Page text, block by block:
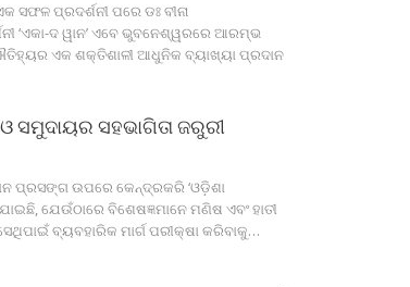
ସଫଳ ପ୍ରଦର୍ଶନୀ ପରେ ଡଃ ବୀନା
‘ଏକା-ଦ ୱାନ’ ଏବେ ଭୁବନେଶ୍ୱରରେ ଆରମ୍ଭ
ଏକ ଶକ୍ତିଶାଳୀ ଆଧୁନିକ ବ୍ୟାଖ୍ୟା ପ୍ରଦାନ
ସମୁଦାୟର ସହଭାଗିତା ଜରୁରୀ
ପ୍ରସଙ୍ଗ ଉପରେ କେନ୍ଦ୍ରକରି ‘ଓଡ଼ିଶା
ଯେଉଁଠାରେ ବିଶେଷଜ୍ଞମାନେ ମଣିଷ ଏବଂ ହାତୀ
ବ୍ୟବହାରିକ ମାର୍ଗ ପରୀକ୍ଷା କରିବାକୁ…